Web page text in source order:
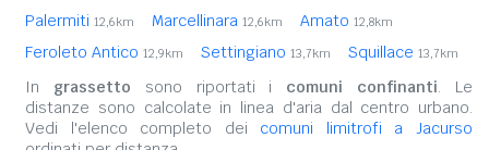
Palermiti 12,6km Marcellinara 12,6km Amato 12,8km
Feroleto Antico 12,9km Settingiano 13,7km Squillace 13,7km
In grassetto sono riportati i comuni confinanti. Le
distanze sono calcolate in linea d'aria dal centro urbano.
Vedi l'elenco completo dei comuni limitrofi a Jacurso